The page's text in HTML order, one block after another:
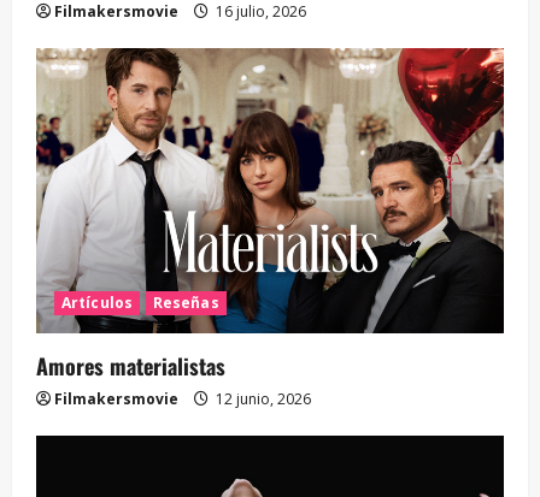
Filmakersmovie 16 julio, 2026
Artículos Reseñas
Amores materialistas
Filmakersmovie 12 junio, 2026